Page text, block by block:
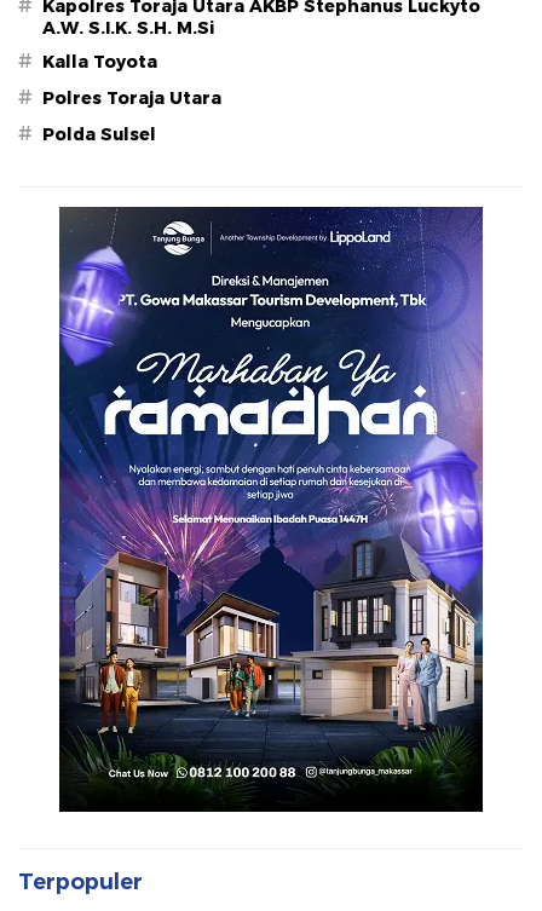
#
Kapolres Toraja Utara AKBP Stephanus Luckyto
A.W. S.I.K. S.H. M.Si
# Kalla Toyota
# Polres Toraja Utara
# Polda Sulsel
Terpopuler